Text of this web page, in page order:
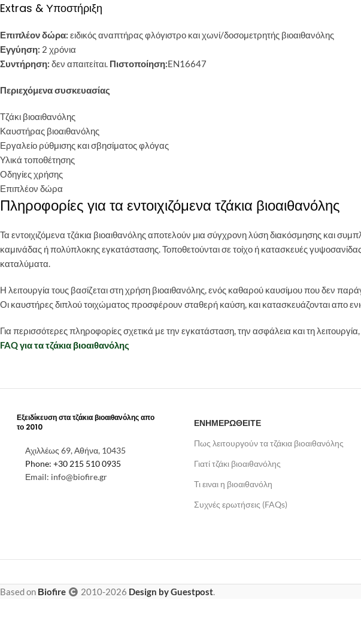
Extras & Υποστήριξη
Επιπλέον δώρα: ειδικός αναπτήρας φλόγιστρο και χωνί/δοσομετρητής βιοαιθανόλης
Εγγύηση: 2 χρόνια
Συντήρηση: δεν απαιτείται. Πιστοποίηση:EN16647
Περιεχόμενα συσκευασίας
Τζάκι βιοαιθανόλης
Καυστήρας βιοαιθανόλης
Εργαλείο ρύθμισης και σβησίματος φλόγας
Yλικά τοποθέτησης
Οδηγίες χρήσης
Επιπλέον δώρα
Πληροφορίες για τα εντοιχιζόμενα τζάκια βιοαιθανόλης
Τα εντοιχιζόμενα τζάκια βιοαιθανόλης αποτελούν μια σύγχρονη λύση διακόσμησης και
καμινάδας ή πολύπλοκης εγκατάστασης. Τοποθετούνται σε τοίχο ή κατασκευές
καταλύματα.
Η λειτουργία τους βασίζεται στη χρήση βιοαιθανόλης, ενός καθαρού καυσίμου που δεν
Οι καυστήρες διπλού τοιχώματος προσφέρουν σταθερή καύση, και κατασκευάζονται απο
Για περισσότερες πληροφορίες σχετικά με την εγκατάσταση, την ασφάλεια και τη
FAQ για τα τζάκια βιοαιθανόλης
Εξειδίκευση στα τζάκια βιοαιθανόλης απο
το 2010
Αχιλλέως 69, Αθήνα, 10435
Phone: +30 215 510 0935
Εmail: info@biofire.gr
ΕΝΗΜΕΡΩΘΕΙΤΕ
Πως λειτουργούν τα τζάκια βιοαιθανόλης
Γιατί τζάκι βιοαιθανόλης
Τι ειναι η βιοαιθανόλη
Συχνές ερωτήσεις (FAQs)
Based on Βiofire 2010-2026 Design by Guestpost.